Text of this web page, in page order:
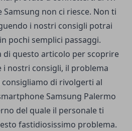
non ci riesce. Non ti
i nostri consigli potrai
pochi semplici passaggi.
di questo articolo per scoprire
i nostri consigli, il problema
di rivolgerti al
Samsung Palermo
del quale il personale ti
fastidiosissimo problema.